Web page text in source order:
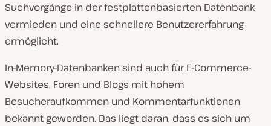
Suchvorgänge in der festplattenbasierten Datenbank
vermieden und eine schnellere Benutzererfahrung
ermöglicht.
In-Memory-Datenbanken sind auch für E-Commerce-
Websites, Foren und Blogs mit hohem
Besucheraufkommen und Kommentarfunktionen
bekannt geworden. Das liegt daran, dass es sich um